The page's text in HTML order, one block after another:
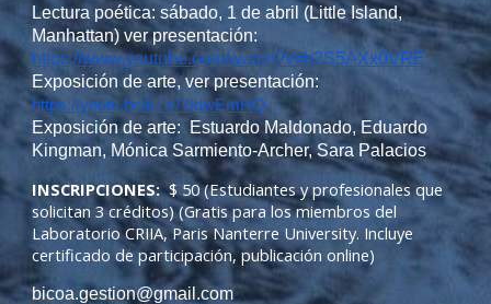
Lectura poética: sábado, 1 de abril (Little Island,
Manhattan) ver presentación:
https://www.youtube.com/watch?v=h2S5AXx0VRE
Exposición de arte, ver presentación:
https://youtu.be/kTb7UdwEmHQ
Exposición de arte: Estuardo Maldonado, Eduardo
Kingman, Mónica Sarmiento-Archer, Sara Palacios
INSCRIPCIONES:$ 50 (Estudiantes y profesionales que
solicitan 3 créditos) (Gratis para los miembros del
Laboratorio CRIIA,Paris Nanterre University. Incluye
certificado de participación, publicación online)
bicoa.gestion@gmail.com